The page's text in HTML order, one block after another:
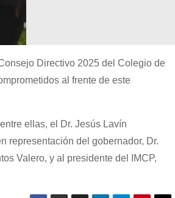
Directivo 2025 del Colegio de
al frente de este
ellas, el Dr. Jesús Lavín
representación del gobernador, Dr.
Valero, y al presidente del IMCP,